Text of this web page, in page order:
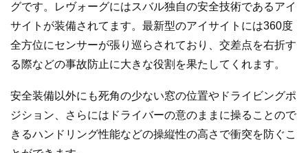
グです。レヴォーグにはスバル独自の安全技術であるアイ
サイトが装備されてます。最新型のアイサイトには360度
全方位にセンサーが張り巡らされており、交差点を右折す
る際などの事故防止に大きな役割を果たしてくれます。
安全装備以外にも死角の少ない窓の位置やドライビングポ
ジション、さらにはドライバーの意のままに操ることので
きるハンドリング性能などの操縦性の高さで衝突を防ぐこ